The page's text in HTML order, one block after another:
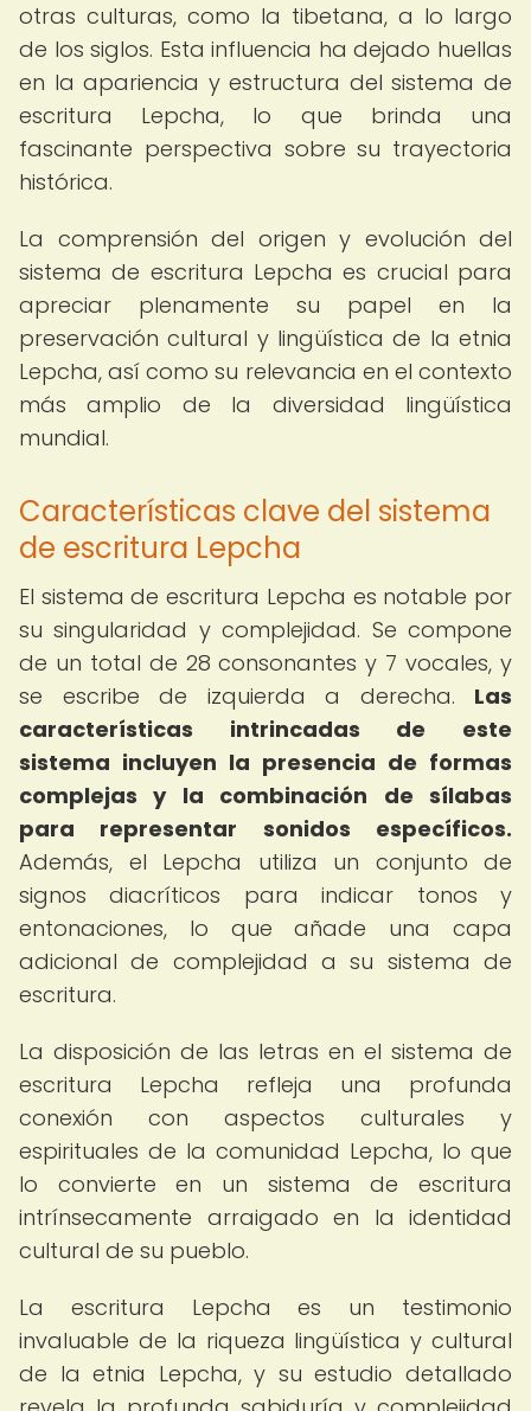
otras culturas, como la tibetana, a lo largo
de los siglos. Esta influencia ha dejado huellas
en la apariencia y estructura del sistema de
escritura Lepcha, lo que brinda una
fascinante perspectiva sobre su trayectoria
histórica.
La comprensión del origen y evolución del
sistema de escritura Lepcha es crucial para
apreciar plenamente su papel en la
preservación cultural y lingüística de la etnia
Lepcha, así como su relevancia en el contexto
más amplio de la diversidad lingüística
mundial.
Características clave del sistema
de escritura Lepcha
El sistema de escritura Lepcha es notable por
su singularidad y complejidad. Se compone
de un total de 28 consonantes y 7 vocales, y
se escribe de izquierda a derecha. Las
características intrincadas de este
sistema incluyen la presencia de formas
complejas y la combinación de sílabas
para representar sonidos específicos.
Además, el Lepcha utiliza un conjunto de
signos diacríticos para indicar tonos y
entonaciones, lo que añade una capa
adicional de complejidad a su sistema de
escritura.
La disposición de las letras en el sistema de
escritura Lepcha refleja una profunda
conexión con aspectos culturales y
espirituales de la comunidad Lepcha, lo que
lo convierte en un sistema de escritura
intrínsecamente arraigado en la identidad
cultural de su pueblo.
La escritura Lepcha es un testimonio
invaluable de la riqueza lingüística y cultural
de la etnia Lepcha, y su estudio detallado